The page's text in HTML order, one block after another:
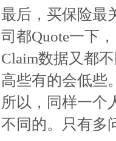
最后，买保险最
司都Quote一下
Claim数据又都
高些有的会低些。
所以，同样一个
不同的。只有多